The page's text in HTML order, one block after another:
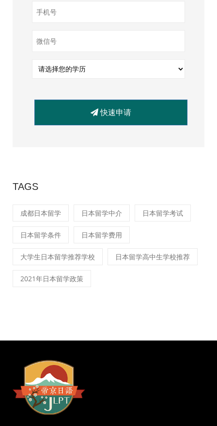
快速申请
TAGS
成都日本留学 日本留学中介 日本留学考试
日本留学条件 日本留学费用
大学生日本留学推荐学校 日本留学高中生学校推荐
2021年日本留学政策